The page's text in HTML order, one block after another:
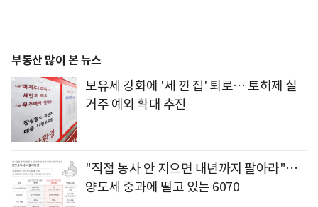
부동산 많이 본 뉴스
보유세 강화에 '세 낀 집' 퇴로… 토허제 실
거주 예외 확대 추진
"직접 농사 안 지으면 내년까지 팔아라"…
양도세 중과에 떨고 있는 6070